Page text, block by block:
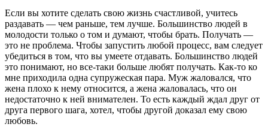
Если вы хотите сделать свою жизнь счастливой, учитесь
раздавать — чем раньше, тем лучше. Большинство людей в
молодости только о том и думают, чтобы брать. Получать —
это не проблема. Чтобы запустить любой процесс, вам следует
убедиться в том, что вы умеете отдавать. Большинство людей
это понимают, но все-таки больше любят получать. Как-то ко
мне приходила одна супружеская пара. Муж жаловался, что
жена плохо к нему относится, а жена жаловалась, что он
недостаточно к ней внимателен. То есть каждый ждал друг от
друга первого шага, хотел, чтобы другой доказал ему свою
любовь.